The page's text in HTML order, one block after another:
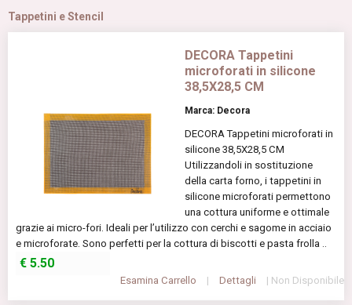
Tappetini e Stencil
DECORA Tappetini
microforati in silicone
38,5X28,5 CM
Marca: Decora
DECORA Tappetini microforati in
silicone 38,5X28,5 CM
Utilizzandoli in sostituzione
della carta forno, i tappetini in
silicone microforati permettono
una cottura uniforme e ottimale
grazie ai micro-fori. Ideali per l’utilizzo con cerchi e sagome in acciaio
e microforate. Sono perfetti per la cottura di biscotti e pasta frolla ..
€ 5.50
Esamina Carrello | Dettagli | Non Disponibile